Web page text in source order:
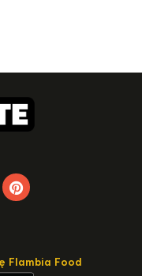
Flambia Food